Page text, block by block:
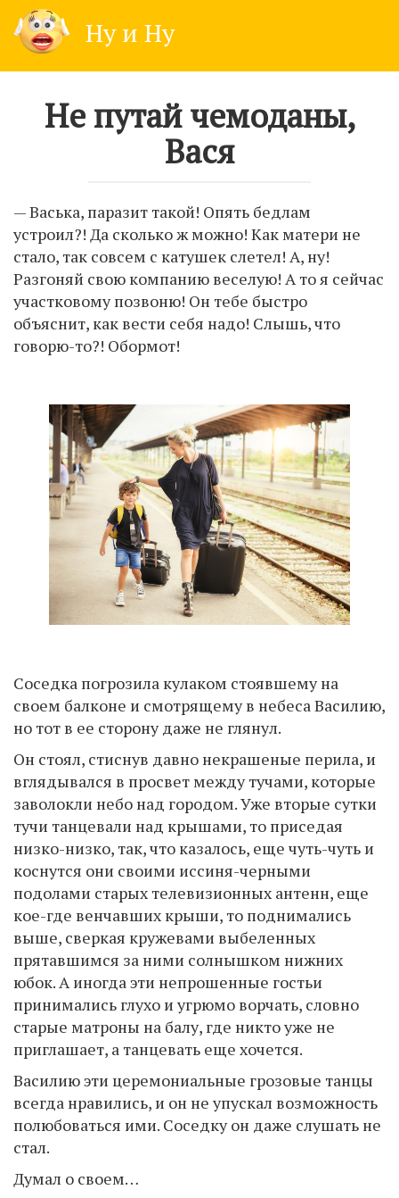
content
Ну и Ну
Не путай чемоданы,
Вася
— Васька, паразит такой! Опять бедлам
устроил?! Да сколько ж можно! Как матери не
стало, так совсем с катушек слетел! А, ну!
Разгоняй свою компанию веселую! А то я сейчас
участковому позвоню! Он тебе быстро
объяснит, как вести себя надо! Слышь, что
говорю-то?! Обормот!
Соседка погрозила кулаком стоявшему на
своем балконе и смотрящему в небеса Василию,
но тот в ее сторону даже не глянул.
Он стоял, стиснув давно некрашеные перила, и
вглядывался в просвет между тучами, которые
заволокли небо над городом. Уже вторые сутки
тучи танцевали над крышами, то приседая
низко-низко, так, что казалось, еще чуть-чуть и
коснутся они своими иссиня-черными
подолами старых телевизионных антенн, еще
кое-где венчавших крыши, то поднимались
выше, сверкая кружевами выбеленных
прятавшимся за ними солнышком нижних
юбок. А иногда эти непрошенные гостьи
принимались глухо и угрюмо ворчать, словно
старые матроны на балу, где никто уже не
приглашает, а танцевать еще хочется.
Василию эти церемониальные грозовые танцы
всегда нравились, и он не упускал возможность
полюбоваться ими. Соседку он даже слушать не
стал.
Думал о своем…